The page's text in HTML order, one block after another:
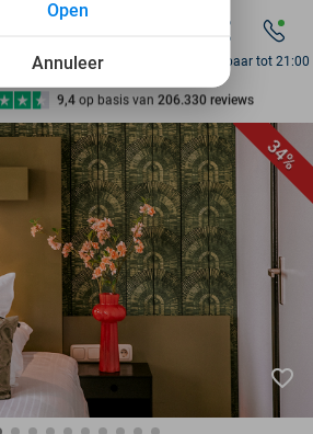
7 dagen per week beschikbaar
10+ miljoen leden
9,4 op basis van 206.330 reviews
Ontdek 15.000+ deals
7 dagen per week beschikbaar
10+ miljoen leden
Bereikbaar tot 21:00
34%
favorite_border
Annuleer
Open